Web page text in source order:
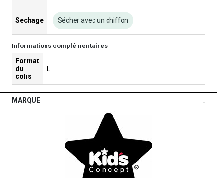
Sechage Sécher avec un chiffon
Informations complémentaires
Format
du
colis
L
MARQUE -